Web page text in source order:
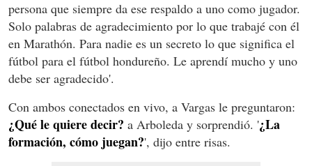
persona que siempre da ese respaldo a uno como jugador.
Solo palabras de agradecimiento por lo que trabajé con él
en Marathón. Para nadie es un secreto lo que significa el
fútbol para el fútbol hondureño. Le aprendí mucho y uno
debe ser agradecido'.
Con ambos conectados en vivo, a Vargas le preguntaron:
¿Qué le quiere decir? a Arboleda y sorprendió. '¿La
formación, cómo juegan?', dijo entre risas.